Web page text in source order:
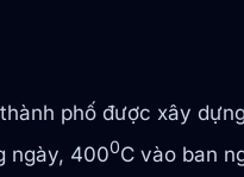
phố được xây
ngày, 4000C vào ban